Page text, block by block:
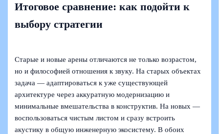
Итоговое сравнение: как подойти к
выбору стратегии
Старые и новые арены отличаются не только возрастом,
но и философией отношения к звуку. На старых объектах
задача — адаптироваться к уже существующей
архитектуре через аккуратную модернизацию и
минимальные вмешательства в конструктив. На новых —
воспользоваться чистым листом и сразу встроить
акустику в общую инженерную экосистему. В обоих